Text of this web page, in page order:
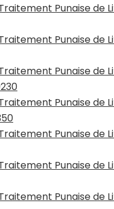
Punaise de
Punaise de
Punaise de
Punaise de
Punaise de
Punaise de
Punaise de